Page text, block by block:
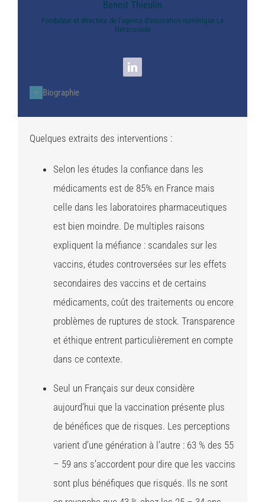
Benoit Thieulin
Fondateur et directeur de l'agence d'innovation numérique La
Netscouade
Biographie
Quelques extraits des interventions :
Selon les études la confiance dans les
médicaments est de 85% en France mais
celle dans les laboratoires pharmaceutiques
est bien moindre. De multiples raisons
expliquent la méfiance : scandales sur les
vaccins, études controversées sur les effets
secondaires des vaccins et de certains
médicaments, coût des traitements ou encore
problèmes de ruptures de stock. Transparence
et éthique entrent particulièrement en compte
dans ce contexte.
Seul un Français sur deux considère
aujourd’hui que la vaccination présente plus
de bénéfices que de risques. Les perceptions
varient d’une génération à l’autre : 63 % des 55
– 59 ans s’accordent pour dire que les vaccins
sont plus bénéfiques que risqués. Ils ne sont